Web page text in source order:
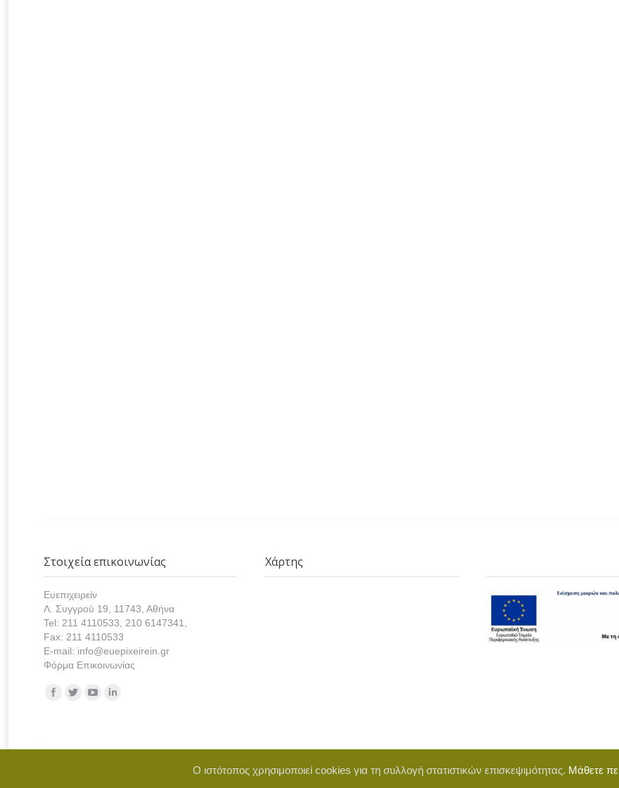
Στοιχεία επικοινωνίας
Ευεπιχειρείν
Λ. Συγγρού 19, 11743, Αθήνα
Tel: 211 4110533, 210 6147341,
Fax: 211 4110533
E-mail: info@euepixeirein.gr
Φόρμα Επικοινωνίας
Find us on:
Χάρτης
Copyright © 2021 euepixeirein.gr | Developed by BigWebTheory
Ο ιστότοπος χρησιμοποιεί cookies για τη συλλογή στατιστικών επισκεψιμότητας. Μάθετε